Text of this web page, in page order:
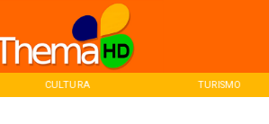
TURISMO INICIO